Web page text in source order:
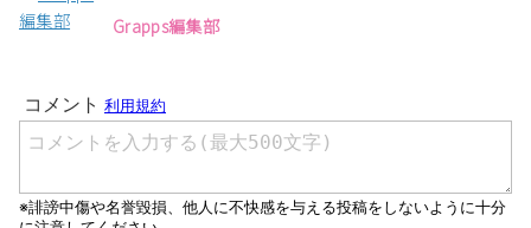
Grapps編集部